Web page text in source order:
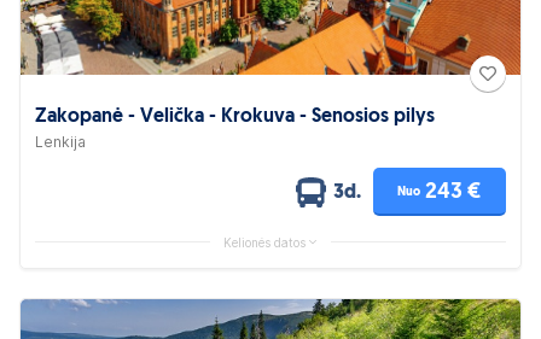
Zakopanė - Velička - Krokuva - Senosios pilys
Lenkija
3d. Nuo 243 €
Kelionės datos